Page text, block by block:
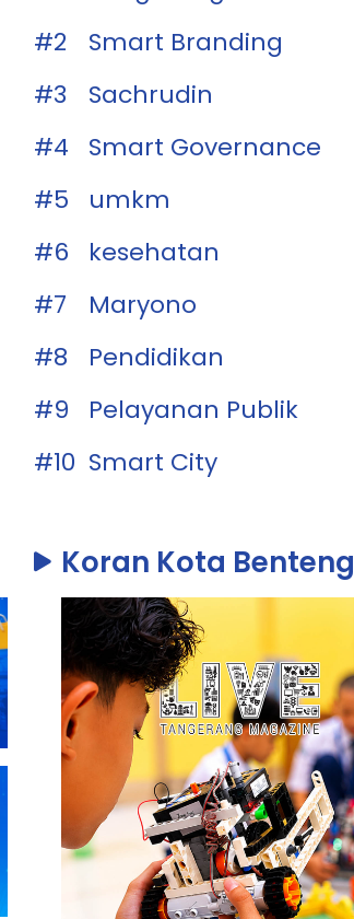
#2
Smart Branding
#3
Sachrudin
#4
Smart Governance
#5
umkm
#6
kesehatan
#7
Maryono
#8
Pendidikan
#9
Pelayanan Publik
#10 Smart City
Koran Kota Benteng